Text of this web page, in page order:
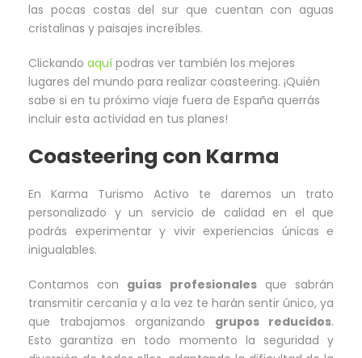
las pocas costas del sur que cuentan con aguas
cristalinas y paisajes increíbles.
Clickando aquí podras ver también los mejores
lugares del mundo para realizar coasteering. ¡Quién
sabe si en tu próximo viaje fuera de España querrás
incluir esta actividad en tus planes!
Coasteering con Karma
En Karma Turismo Activo te daremos un trato
personalizado y un servicio de calidad en el que
podrás experimentar y vivir experiencias únicas e
inigualables.
Contamos con guías profesionalesque sabrán
transmitir cercanía y a la vez te harán sentir único, ya
que trabajamos organizando grupos reducidos.
Esto garantiza en todo momento la seguridad y